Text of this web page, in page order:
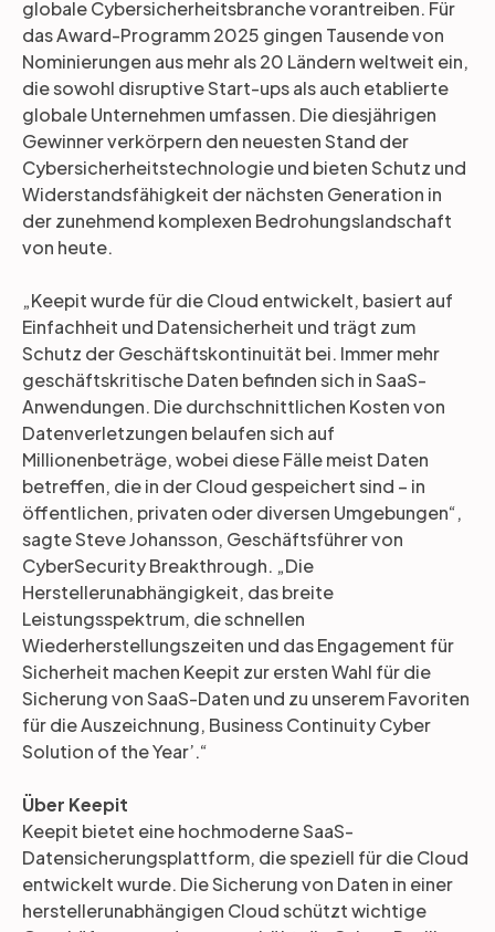
globale Cybersicherheitsbranche vorantreiben. Für
das Award-Programm 2025 gingen Tausende von
Nominierungen aus mehr als 20 Ländern weltweit ein,
die sowohl disruptive Start-ups als auch etablierte
globale Unternehmen umfassen. Die diesjährigen
Gewinner verkörpern den neuesten Stand der
Cybersicherheitstechnologie und bieten Schutz und
Widerstandsfähigkeit der nächsten Generation in
der zunehmend komplexen Bedrohungslandschaft
von heute.
„Keepit wurde für die Cloud entwickelt, basiert auf
Einfachheit und Datensicherheit und trägt zum
Schutz der Geschäftskontinuität bei. Immer mehr
geschäftskritische Daten befinden sich in SaaS-
Anwendungen. Die durchschnittlichen Kosten von
Datenverletzungen belaufen sich auf
Millionenbeträge, wobei diese Fälle meist Daten
betreffen, die in der Cloud gespeichert sind – in
öffentlichen, privaten oder diversen Umgebungen“,
sagte Steve Johansson, Geschäftsführer von
CyberSecurity Breakthrough. „Die
Herstellerunabhängigkeit, das breite
Leistungsspektrum, die schnellen
Wiederherstellungszeiten und das Engagement für
Sicherheit machen Keepit zur ersten Wahl für die
Sicherung von SaaS-Daten und zu unserem Favoriten
für die Auszeichnung, Business Continuity Cyber
Solution of the Year’.“
Über Keepit
Keepit bietet eine hochmoderne SaaS-
Datensicherungsplattform, die speziell für die Cloud
entwickelt wurde. Die Sicherung von Daten in einer
herstellerunabhängigen Cloud schützt wichtige